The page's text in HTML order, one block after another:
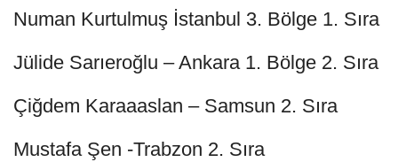
Numan Kurtulmuş İstanbul 3. Bölge 1. Sıra
Jülide Sarıeroğlu – Ankara 1. Bölge 2. Sıra
Çiğdem Karaaaslan – Samsun 2. Sıra
Mustafa Şen -Trabzon 2. Sıra